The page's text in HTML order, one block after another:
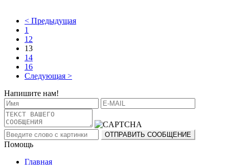
< Предыдущая
1
12
13
14
16
Следующая >
Напишите нам!
Помощь
Главная